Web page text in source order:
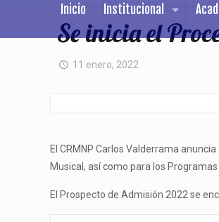
Inicio Institucional
Se inicia el
11 enero, 2022
El CRMNP Carlos Valderrama
Musical, así como para los
El Prospecto de Admisión 2022 se